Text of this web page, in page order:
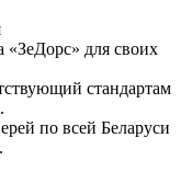
для своих
стандартам
по всей Беларуси